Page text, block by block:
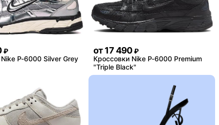
₽
P-6000 Silver Grey
от 17 490 ₽
Кроссовки Nike P-6000 Premium
"Triple Black"